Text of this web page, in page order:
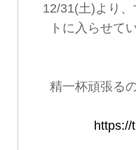
12/31(土)より
トに入らせて
精一杯頑張る
https://